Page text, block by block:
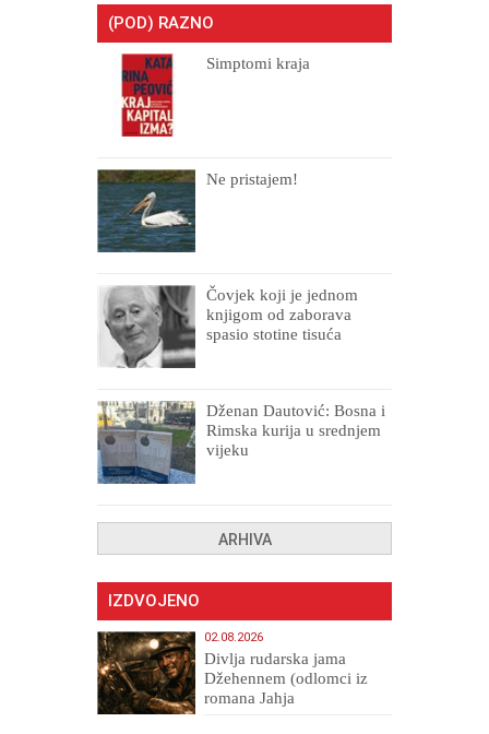
(POD) RAZNO
Simptomi kraja
Ne pristajem!
Čovjek koji je jednom
knjigom od zaborava
spasio stotine tisuća
Dženan Dautović: Bosna i
Rimska kurija u srednjem
vijeku
ARHIVA
IZDVOJENO
02.08.2026
Divlja rudarska jama
Džehennem (odlomci iz
romana Jahja